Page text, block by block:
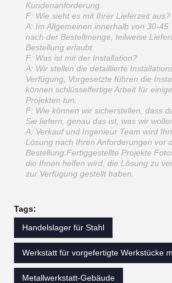
Kundenanforderung.
F: Wie sieht es mit Ihrer Lieferzeit aus?
A: Im Allgemeinen innerhalb von 30-45
nach der Bestellmenge, teilweise
Bestellung erlaubt.
F: Was ist mit der Installation?
A: Wir stellen die detaillierte
Verfügung, Vorgesetzte führen die
können schlüsselfertige Arbeit für
Projekten tun.
F: Wie können wir sicherstellen, dass
Sie liefern, genau das ist, was wir
A: Verkauf und Ingenieur Team wird
Lösung nach Ihren Anforderungen vor
Bestellung.Fertiggestellte Projekte
die Ihnen helfen wird, die Lösung zu
zur Verfügung gestellt haben.
Tags:
Handelslager für Stahl
Werkstatt für vorgefertigte Werkstücke
Metallwerkstatt-Gebäude